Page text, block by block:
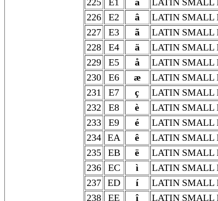
226
E2 â
LATIN SMALL
227
E3 ã
LATIN SMALL
228
E4 ä
LATIN SMALL
229
E5 å
LATIN SMALL
230
E6 æ
LATIN SMALL
231
E7 ç
LATIN SMALL
232
E8 è
LATIN SMALL
233
E9 é
LATIN SMALL
234
EA ê
LATIN SMALL
235
EB ë
LATIN SMALL
236
EC ì
LATIN SMALL
237
ED í
LATIN SMALL
238
EE î
LATIN SMALL